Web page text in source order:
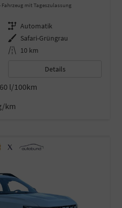
Fahrzeug mit Tageszulassung
Getriebe Automatik
Außenfarbe Safari-Grüngrau
Kilometerstand 10 km
Details
l/100km
km